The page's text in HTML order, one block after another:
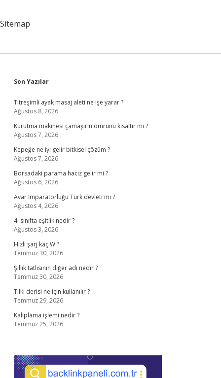
Sitemap
Sidebar
Son Yazılar
Titreşimli ayak masaj aleti ne işe yarar ?
Ağustos 8, 2026
Kurutma makinesi çamaşırın ömrünü kısaltır mı ?
Ağustos 7, 2026
Kepeğe ne iyi gelir bitkisel çözüm ?
Ağustos 7, 2026
Borsadaki parama haciz gelir mi ?
Ağustos 6, 2026
Avar İmparatorluğu Türk devleti mi ?
Ağustos 4, 2026
4. sınıfta eşitlik nedir ?
Ağustos 3, 2026
Hızlı şarj kaç W ?
Temmuz 30, 2026
Şıllık tatlısının diğer adı nedir ?
Temmuz 30, 2026
Tilki derisi ne için kullanılır ?
Temmuz 29, 2026
Kalıplama işlemi nedir ?
Temmuz 25, 2026